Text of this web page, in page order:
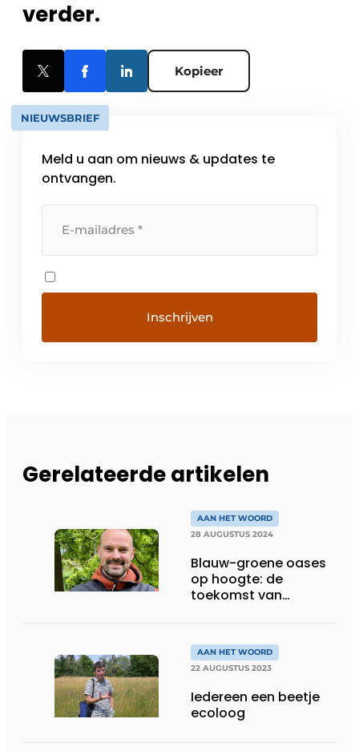
verder.
Kopieer
NIEUWSBRIEF
Meld u aan om nieuws & updates te
ontvangen.
Gerelateerde artikelen
AAN HET WOORD
28 AUGUSTUS 2024
Blauw-groene oases
op hoogte: de
toekomst van
AAN HET WOORD
22 AUGUSTUS 2023
Iedereen een beetje
ecoloog